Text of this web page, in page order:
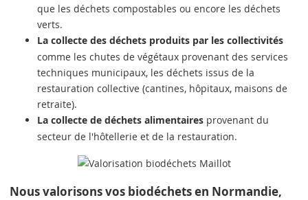
que les déchets compostables ou encore les déchets
verts.
La collecte des déchets produits par les collectivités
comme les chutes de végétaux provenant des services
techniques municipaux, les déchets issus de la
restauration collective (cantines, hôpitaux, maisons de
retraite).
La collecte de déchets alimentaires provenant du
secteur de l'hôtellerie et de la restauration.
Nous valorisons vos biodéchets en Normandie,